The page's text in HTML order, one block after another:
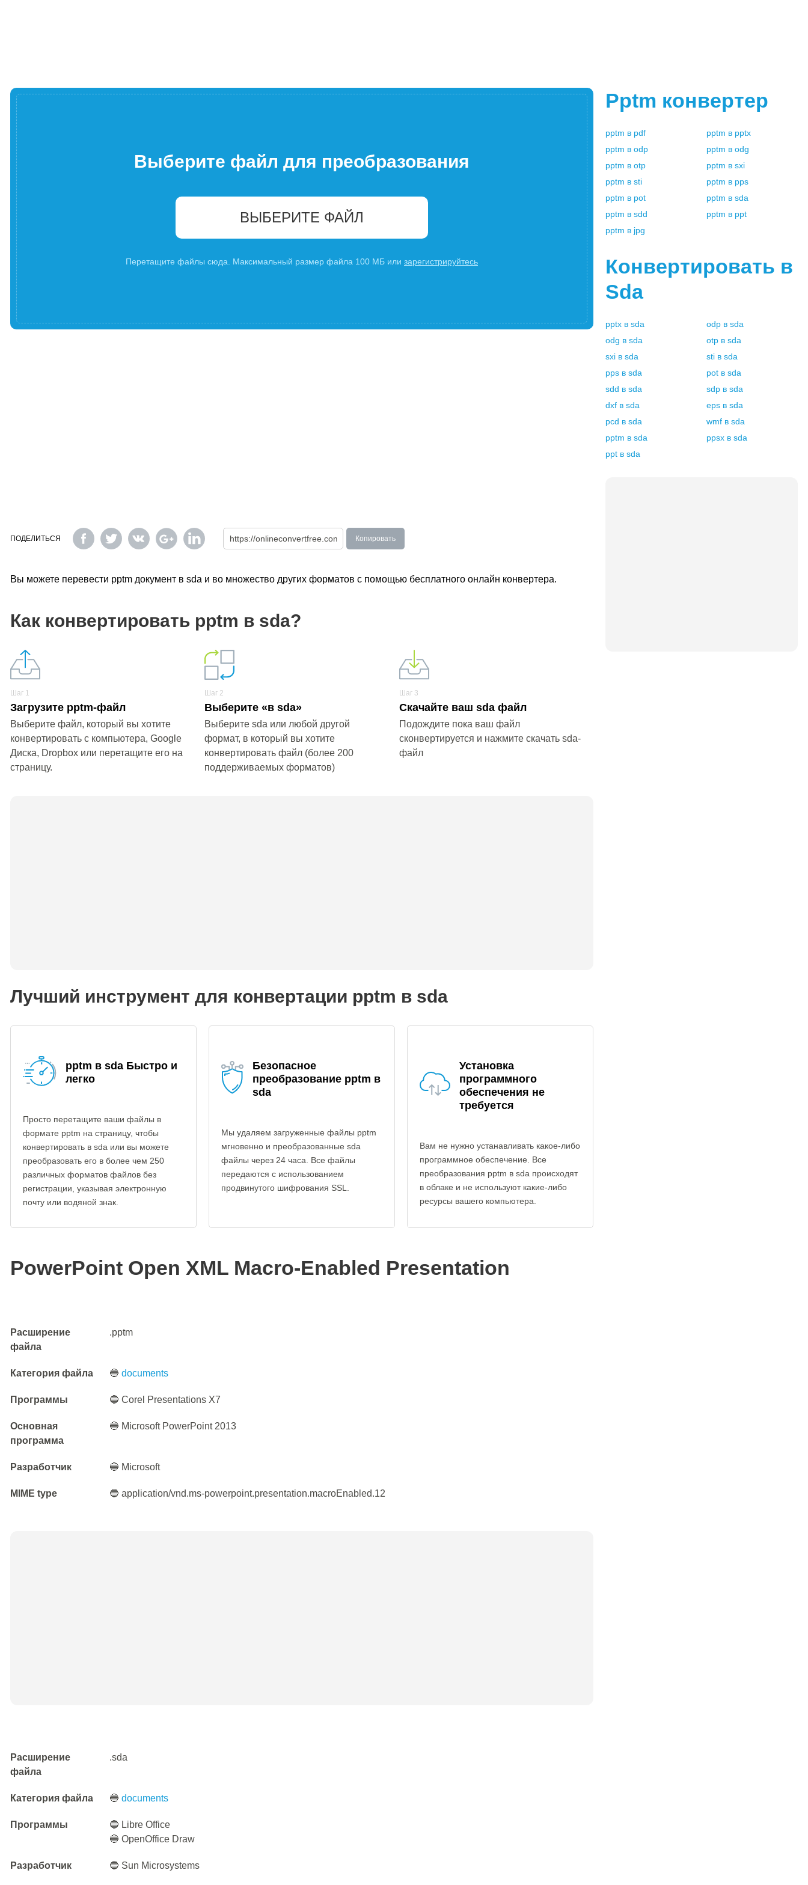
Выберите файл для преобразования
ВЫБЕРИТЕ ФАЙЛ
Перетащите файлы сюда. Максимальный размер файла 100 МБ или зарегистрируйтесь
ПОДЕЛИТЬСЯ Копировать
Вы можете перевести pptm документ в sda и во множество других форматов с помощью бесплатного онлайн конвертера.
Как конвертировать pptm в sda?
Шаг 1
Загрузите pptm-файл
Выберите файл, который вы хотите
конвертировать с компьютера, Google
Диска, Dropbox или перетащите его на
страницу.
Шаг 2
Выберите «в sda»
Выберите sda или любой другой
формат, в который вы хотите
конвертировать файл (более 200
поддерживаемых форматов)
Шаг 3
Скачайте ваш sda файл
Подождите пока ваш файл
сконвертируется и нажмите скачать sda-
файл
Лучший инструмент для конвертации pptm в sda
pptm в sda Быстро и
легко
Просто перетащите ваши файлы в
формате pptm на страницу, чтобы
конвертировать в sda или вы можете
преобразовать его в более чем 250
различных форматов файлов без
регистрации, указывая электронную
почту или водяной знак.
Безопасное
преобразование pptm в
sda
Мы удаляем загруженные файлы pptm
мгновенно и преобразованные sda
файлы через 24 часа. Все файлы
передаются с использованием
продвинутого шифрования SSL.
Установка
программного
обеспечения не
требуется
Вам не нужно устанавливать какое-либо
программное обеспечение. Все
преобразования pptm в sda происходят
в облаке и не используют какие-либо
ресурсы вашего компьютера.
PowerPoint Open XML Macro-Enabled Presentation
Расширение
файла
.pptm
Категория файла 🔵documents
Программы 🔵 Corel Presentations X7
Основная
программа
🔵 Microsoft PowerPoint 2013
Разработчик 🔵 Microsoft
MIME type 🔵 application/vnd.ms-powerpoint.presentation.macroEnabled.12
Расширение
файла
.sda
Категория файла 🔵documents
Программы
🔵 Libre Office
🔵 OpenOffice Draw
Разработчик 🔵 Sun Microsystems
Pptm конвертер
pptm в pdf pptm в pptx
pptm в odp pptm в odg
pptm в otp pptm в sxi
pptm в sti pptm в pps
pptm в pot pptm в sda
pptm в sdd pptm в ppt
pptm в jpg
Конвертировать в
Sda
pptx в sda odp в sda
odg в sda otp в sda
sxi в sda sti в sda
pps в sda pot в sda
sdd в sda sdp в sda
dxf в sda eps в sda
pcd в sda wmf в sda
pptm в sda ppsx в sda
ppt в sda